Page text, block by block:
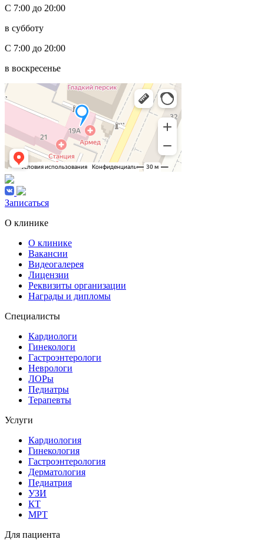
С 7:00 до 20:00
в субботу
С 7:00 до 20:00
в воскресенье
Записаться
О клинике
О клинике
Вакансии
Видеогалерея
Лицензии
Реквизиты организации
Награды и дипломы
Специалисты
Кардиологи
Гинекологи
Гастроэнтерологи
Неврологи
ЛОРы
Педиатры
Терапевты
Услуги
Кардиология
Гинекология
Гастроэнтерология
Дерматология
Педиатрия
УЗИ
КТ
МРТ
Для пациента